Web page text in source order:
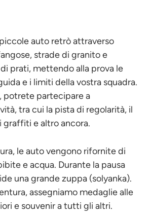
auto retrò attraverso
strade di granito e
prati, mettendo alla prova le
e i limiti della vostra squadra.
potrete partecipare a
tra cui la pista di regolarità, il
graffiti e altro ancora.
le auto vengono rifornite di
e acqua. Durante la pausa
una grande zuppa (solyanka).
assegniamo medaglie alle
e souvenir a tutti gli altri.